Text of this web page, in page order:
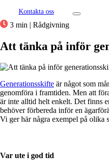
Kontakta oss
3 min |Rådgivning
Att tänka på inför
Generationsskifte är något som
genomföra i framtiden. Men att
är inte alltid helt enkelt. Det finns
behöver förbereda inför en
Vi ger här några exempel på olika
Var ute i god tid